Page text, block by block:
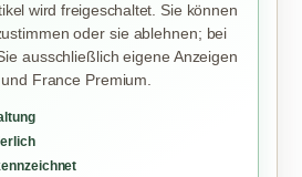
wird freigeschaltet. Sie können
oder sie ablehnen; bei
ausschließlich eigene Anzeigen
France Premium.